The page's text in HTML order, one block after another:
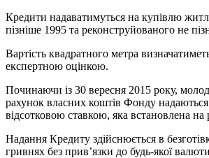
Кредити надаватимуться на купівлю
пізніше 1995 та реконструйованого не
Вартість квадратного метра
експертною оцінкою.
Починаючи із 30 вересня 2015 року,
рахунок власних коштів Фонду
відсотковою ставкою, яка встановлена на
Надання Кредиту здійснюється в
гривнях без прив’язки до будь-якої